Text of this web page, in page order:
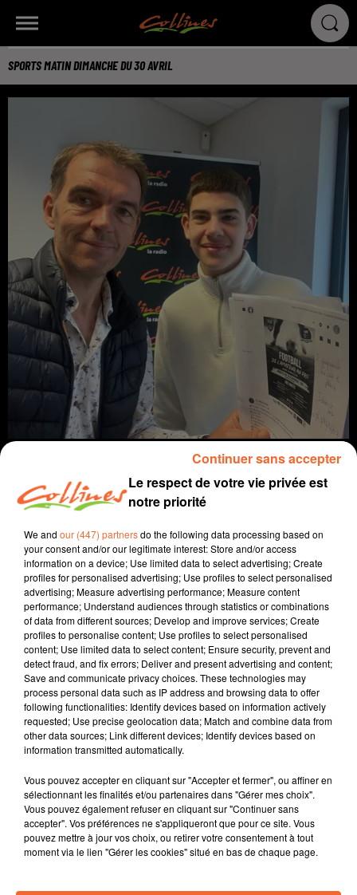
SPORTS MATIN DIMANCHE DU 30 AVRIL
30 avril 2023 - 41 min 2 sec
SPORTS MATIN DIMANCHE DU 30 AVRIL
Vincent Nori
Le sport près de chez vous
Retour
-sur des finales
De coupe de France en foot
De la fiba eurocup en basket après la défaite des
Choletais mercredi
handballeuses de Celles
- Avec des gens heureux
Les organisateurs et participants du Raid des Gaillards
hier sur le Mauléonais
Le respect de votre vie privée est
notre priorité
We and our (447) partnersdo the following data processing based on
your consent and/or our legitimate interest: Store and/or access
information on a device; Use limited data to select advertising; Create
profiles for personalised advertising; Use profiles to select personalised
advertising; Measure advertising performance; Measure content
performance; Understand audiences through statistics or combinations
of data from different sources; Develop and improve services; Create
profiles to personalise content; Use profiles to select personalised
content; Use limited data to select content; Ensure security, prevent and
detect fraud, and fix errors; Deliver and present advertising and content;
Save and communicate privacy choices. These technologies may
process personal data such as IP address and browsing data to offer
following functionalities: Identify devices based on information actively
requested; Use precise geolocation data; Match and combine data from
other data sources; Link different devices; Identify devices based on
information transmitted automatically.
Vous pouvez accepter en cliquant sur "Accepter et fermer", ou affiner en
sélectionnant les finalités et/ou partenaires dans "Gérer mes choix".
Vous pouvez également refuser en cliquant sur "Continuer sans
accepter". Vos préférences ne s'appliqueront que pour ce site. Vous
pouvez mettre à jour vos choix, ou retirer votre consentement à tout
moment via le lien "Gérer les cookies" situé en bas de chaque page.
Continuer sans accepter